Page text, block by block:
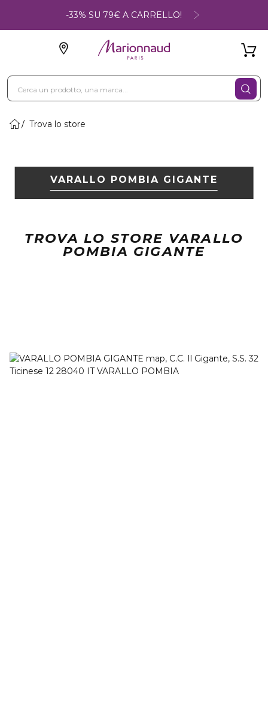
-33% SU 79€ A CARRELLO!
Trova lo store
VARALLO POMBIA GIGANTE
TROVA LO STORE VARALLO
POMBIA GIGANTE